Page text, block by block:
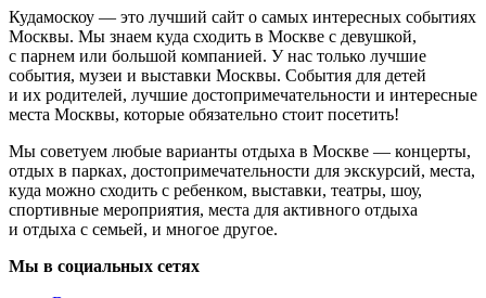
Кудамоскоу — это лучший сайт о самых интересных событиях
Москвы. Мы знаем куда сходить в Москве с девушкой,
с парнем или большой компанией. У нас только лучшие
события, музеи и выставки Москвы. События для детей
и их родителей, лучшие достопримечательности и интересные
места Москвы, которые обязательно стоит посетить!
Мы советуем любые варианты отдыха в Москве — концерты,
отдых в парках, достопримечательности для экскурсий, места,
куда можно сходить с ребенком, выставки, театры, шоу,
спортивные мероприятия, места для активного отдыха
и отдыха с семьей, и многое другое.
Мы в социальных сетях